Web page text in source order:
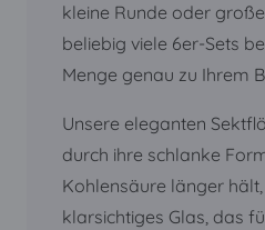
kleine Runde oder
beliebig viele 6er-Sets
Menge genau zu Ihrem
Unsere eleganten
durch ihre schlanke
Kohlensäure länger
klarsichtiges Glas, das